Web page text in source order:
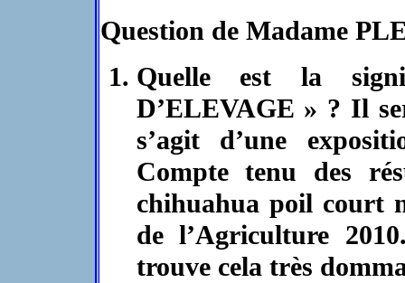
Question de Madame
Quelle est la
D’ELEVAGE » ? Il
s’agit d’une
Compte tenu des
chihuahua poil court
de l’Agriculture
trouve cela très